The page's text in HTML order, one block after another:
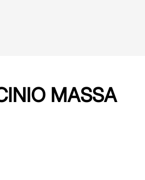
MASSA